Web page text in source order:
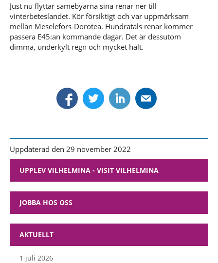
AKTUELLT
1 juli 2026
Just nu flyttar samebyarna sina renar ner till
vinterbeteslandet. Kör försiktigt och var uppmärksam
mellan Meselefors-Dorotea. Hundratals renar kommer
passera E45:an kommande dagar. Det är dessutom
dimma, underkylt regn och mycket halt.
Uppdaterad den 29 november 2022
UPPLEV VILHELMINA - VISIT VILHELMINA
JOBBA HOS OSS